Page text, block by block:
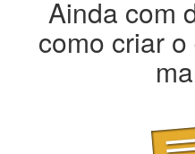
Ainda com
como criar